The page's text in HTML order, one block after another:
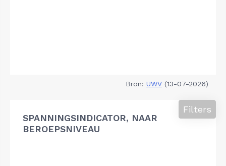
Bron: UWV (13-07-2026)
SPANNINGSINDICATOR, NAAR
BEROEPSNIVEAU
Filters